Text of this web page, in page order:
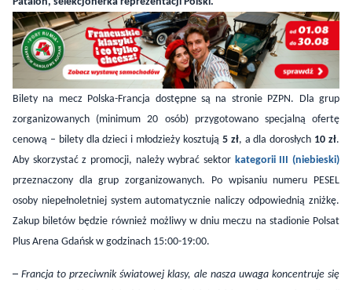
Bilety na mecz Polska-Francja dostępne są na stronie PZPN. Dla grup
zorganizowanych (minimum 20 osób) przygotowano specjalną ofertę
cenową – bilety dla dzieci i młodzieży kosztują5 zł, a dla dorosłych10 zł
Aby skorzystać z promocji, należy wybrać sektorkategorii III (niebieski)
przeznaczony dla grup zorganizowanych. Po wpisaniu numeru PESEL
osoby niepełnoletniej system automatycznie naliczy odpowiednią zniżkę.
Zakup biletów będzie również możliwy w dniu meczu na stadionie Polsat
Plus Arena Gdańsk w godzinach 15:00-19:00.
–Francja to przeciwnik światowej klasy, ale nasza uwaga koncentruje się
przede wszystkim na jakości własnych działań i konsekwentnej realizacji
publicznością. Gdańsk wielokrotnie pokazywał, że potrafi stworzyć